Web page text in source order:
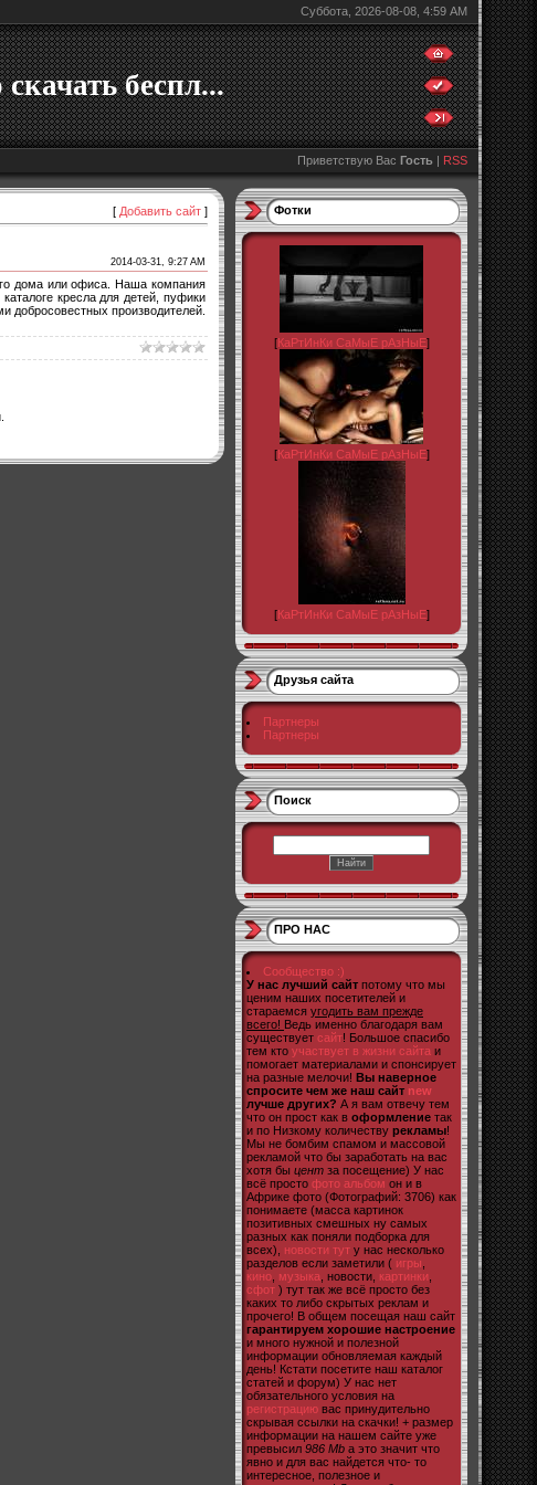
Суббота, 2026-08-08, 4:59 AM
беспл...
Приветствую Вас Гость | RSS
[ Добавить сайт ]
2014-03-31, 9:27 AM
дома или офиса. Наша компания
кресла для детей, пуфики
добросовестных производителей.
Фотки
[КаРтИнКи СаМыЕ рАзНыЕ]
[КаРтИнКи СаМыЕ рАзНыЕ]
[КаРтИнКи СаМыЕ рАзНыЕ]
Друзья сайта
Партнеры
Партнеры
Поиск
ПРО НАС
Сообщество :)
У нас лучший сайт потому что мы
ценим наших посетителей и
стараемся угодить вам прежде
всего! Ведь именно благодаря вам
существует сайт! Большое спасибо
тем кто участвует в жизни сайта и
помогает материалами и спонсирует
на разные мелочи! Вы наверное
спросите чем же наш сайт new
лучше других? А я вам отвечу тем
что он прост как в оформление так
и по Низкому количеству рекламы!
Мы не бомбим спамом и массовой
рекламой что бы заработать на вас
хотя бы цент за посещение) У нас
всё просто фото альбом он и в
Африке фото (Фотографий: 3706) как
понимаете (масса картинок
позитивных смешных ну самых
разных как поняли подборка для
всех), новости тут у нас несколько
разделов если заметили ( игры
кино музыка , новости, картинки
сфот ) тут так же всё просто без
каких то либо скрытых реклам и
прочего! В общем посещая наш сайт
гарантируем хорошие настроение
и много нужной и полезной
информации обновляемая каждый
день! Кстати посетите наш каталог
статей и форум) У нас нет
обязательного условия на
регистрацию вас принудительно
скрывая ссылки на скачки! + размер
информации на нашем сайте уже
превысил 986 Mb а это значит что
явно и для вас найдется что- то
интересное, полезное и